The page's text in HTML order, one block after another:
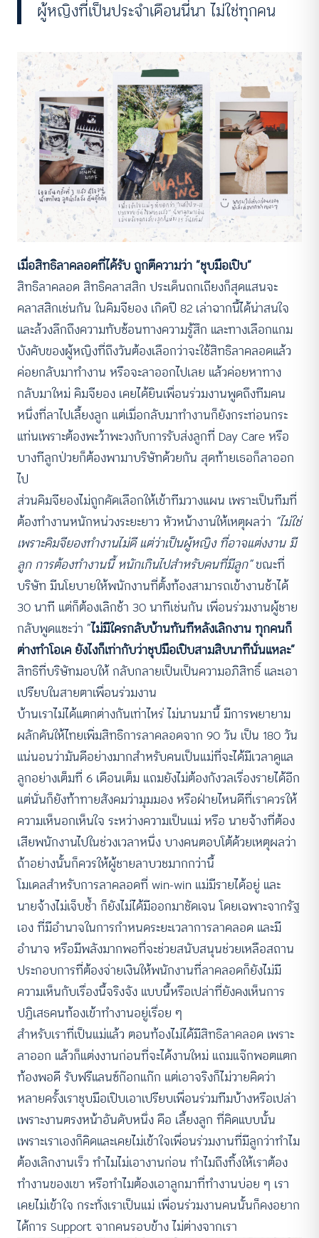
ผู้หญิงที่เป็นประจำเดือนนี่นา ไม่ใช่ทุกคน
เมื่อสิทธิลาคลอดที่ได้รับ ถูกตีความว่า “ชุบมือเปิบ”
สิทธิลาคลอด สิทธิคลาสสิก ประเด็นถกเถียงก็สุดแสนจะ
คลาสสิกเช่นกัน ในคิมจียอง เกิดปี 82 เล่าฉากนี้ได้น่าสนใจ
และล้วงลึกถึงความทับซ้อนทางความรู้สึก และทางเลือกแกม
บังคับของผู้หญิงที่ถึงวันต้องเลือกว่าจะใช้สิทธิลาคลอดแล้ว
ค่อยกลับมาทำงาน หรือจะลาออกไปเลย แล้วค่อยหาทาง
กลับมาใหม่ คิมจียอง เคยได้ยินเพื่อนร่วมงานพูดถึงทีมคน
หนึ่งที่ลาไปเลี้ยงลูก แต่เมื่อกลับมาทำงานก็ยังกระท่อนกระ
แท่นเพราะต้องพะว้าพะวงกับการรับส่งลูกที่ Day Care หรือ
บางทีลูกป่วยก็ต้องพามาบริษัทด้วยกัน สุดท้ายเธอก็ลาออก
ไป
ส่วนคิมจียองไม่ถูกคัดเลือกให้เข้าทีมวางแผน เพราะเป็นทีมที่
ต้องทำงานหนักหน่วงระยะยาว หัวหน้างานให้เหตุผลว่า “ไม่ใช่
เพราะคิมจียองทำงานไม่ดี แต่ว่าเป็นผู้หญิง ที่อาจแต่งงาน มี
ลูก การต้องทำงานนี้ หนักเกินไปสำหรับคนที่มีลูก”ขณะที่
บริษัท มีนโยบายให้พนักงานที่ตั้งท้องสามารถเข้างานช้าได้
30 นาที แต่ก็ต้องเลิกช้า 30 นาทีเช่นกัน เพื่อนร่วมงานผู้ชาย
กลับพูดแซะว่า “ไม่มีใครกลับบ้านทันทีหลังเลิกงาน ทุกคนก็
ต่างทำโอเค ยังไงก็เท่ากับว่าชุปมือเปิบสามสิบนาทีนั่นแหละ”
สิทธิที่บริษัทมอบให้ กลับกลายเป็นเป็นความอภิสิทธิ์ และเอา
เปรียบในสายตาเพื่อนร่วมงาน
บ้านเราไม่ได้แตกต่างกันเท่าไหร่ ไม่นานมานี้ มีการพยายาม
ผลักดันให้ไทยเพิ่มสิทธิการลาคลอดจาก 90 วัน เป็น 180 วัน
แน่นอนว่ามันดีอย่างมากสำหรับคนเป็นแม่ที่จะได้มีเวลาดูแล
ลูกอย่างเต็มที่ 6 เดือนเต็ม แถมยังไม่ต้องกังวลเรื่องรายได้อีก
แต่นั่นก็ยังท้าทายสังคมว่ามุมมอง หรือฝ่ายไหนดีที่เราควรให้
ความเห็นอกเห็นใจ ระหว่างความเป็นแม่ หรือ นายจ้างที่ต้อง
เสียพนักงานไปในช่วงเวลาหนึ่ง บางคนตอบโต้ด้วยเหตุผลว่า
ถ้าอย่างนั้นก็ควรให้ผู้ชายลาบวชมากกว่านี้
โมเดลสำหรับการลาคลอดที่ win-win แม่มีรายได้อยู่ และ
นายจ้างไม่เจ็บช้ำ ก็ยังไม่ได้มีออกมาชัดเจน โดยเฉพาะจากรัฐ
เอง ที่มีอำนาจในการกำหนดระยะเวลาการลาคลอด และมี
อำนาจ หรือมีพลังมากพอที่จะช่วยสนับสนุนช่วยเหลือสถาน
ประกอบการที่ต้องจ่ายเงินให้พนักงานที่ลาคลอดก็ยังไม่มี
ความเห็นกับเรื่องนี้จริงจัง แบบนี้หรือเปล่าที่ยังคงเห็นการ
ปฏิเสธคนท้องเข้าทำงานอยู่เรื่อย ๆ
สำหรับเราที่เป็นแม่แล้ว ตอนท้องไม่ได้มีสิทธิลาคลอด เพราะ
ลาออก แล้วก็แต่งงานก่อนที่จะได้งานใหม่ แถมแจ๊กพอตแตก
ท้องพอดี รับฟรีแลนซ์ก๊อกแก๊ก แต่เอาจริงก็ไม่วายคิดว่า
หลายครั้งเราชุบมือเปิบเอาเปรียบเพื่อนร่วมทีมบ้างหรือเปล่า
เพราะงานตรงหน้าอันดับหนึ่ง คือ เลี้ยงลูก ที่คิดแบบนั้น
เพราะเราเองก็คิดและเคยไม่เข้าใจเพื่อนร่วมงานที่มีลูกว่าทำไม
ต้องเลิกงานเร็ว ทำไมไม่เอางานก่อน ทำไมถึงทิ้งให้เราต้อง
ทำงานของเขา หรือทำไมต้องเอาลูกมาที่ทำงานบ่อย ๆ เรา
เคยไม่เข้าใจ กระทั่งเราเป็นแม่ เพื่อนร่วมงานคนนั้นก็คงอยาก
ได้การ Support จากคนรอบข้าง ไม่ต่างจากเรา